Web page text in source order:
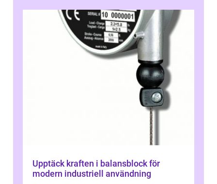
Upptäck kraften i balansblock för
modern industriell användning